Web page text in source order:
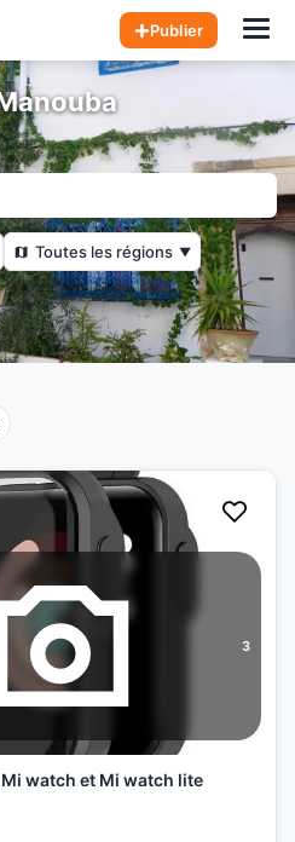
Publier
Toutes les régions ▼
3
watch et Mi watch lite